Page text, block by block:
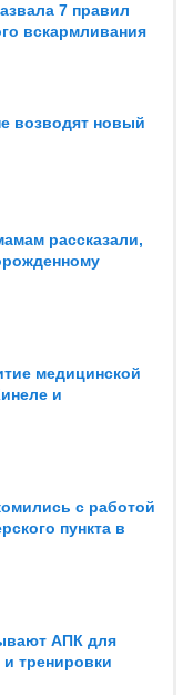
7 правил
вскармливания
возводят новый
рассказали,
медицинской
и
с работой
пункта в
АПК для
тренировки